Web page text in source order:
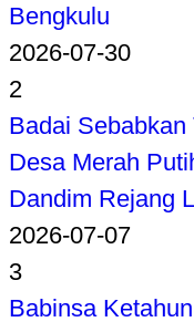
Bengkulu
2026-07-30
2
Badai Sebabkan
Desa Merah
Dandim Rejang
2026-07-07
3
Babinsa